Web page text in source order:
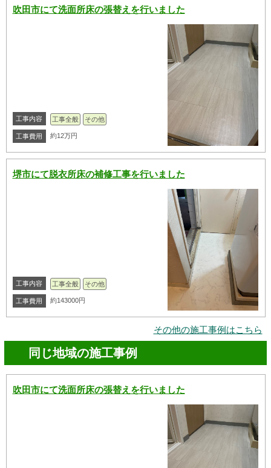
吹田市にて洗面所床の張替えを行いました
工事内容 工事全般 その他
工事費用 約12万円
堺市にて脱衣所床の補修工事を行いました
工事内容 工事全般 その他
工事費用 約143000円
その他の施工事例はこちら
同じ地域の施工事例
吹田市にて洗面所床の張替えを行いました